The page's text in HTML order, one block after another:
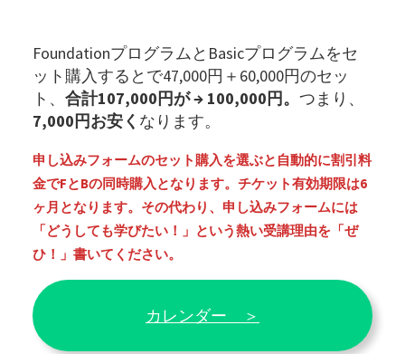
FoundationプログラムとBasicプログラムをセ
ット購入するとで47,000円＋60,000円のセッ
ト、 合計107,000円が → 100,000円。 つまり、
7,000円お安く なります。
申し込みフォームのセット購入を選ぶと自動的に割引料
金でFとBの同時購入となります。チケット有効期限は6
ヶ月となります。その代わり、申し込みフォームには
「どうしても学びたい！」という熱い受講理由を「ぜ
ひ！」書いてください。
カレンダー ＞